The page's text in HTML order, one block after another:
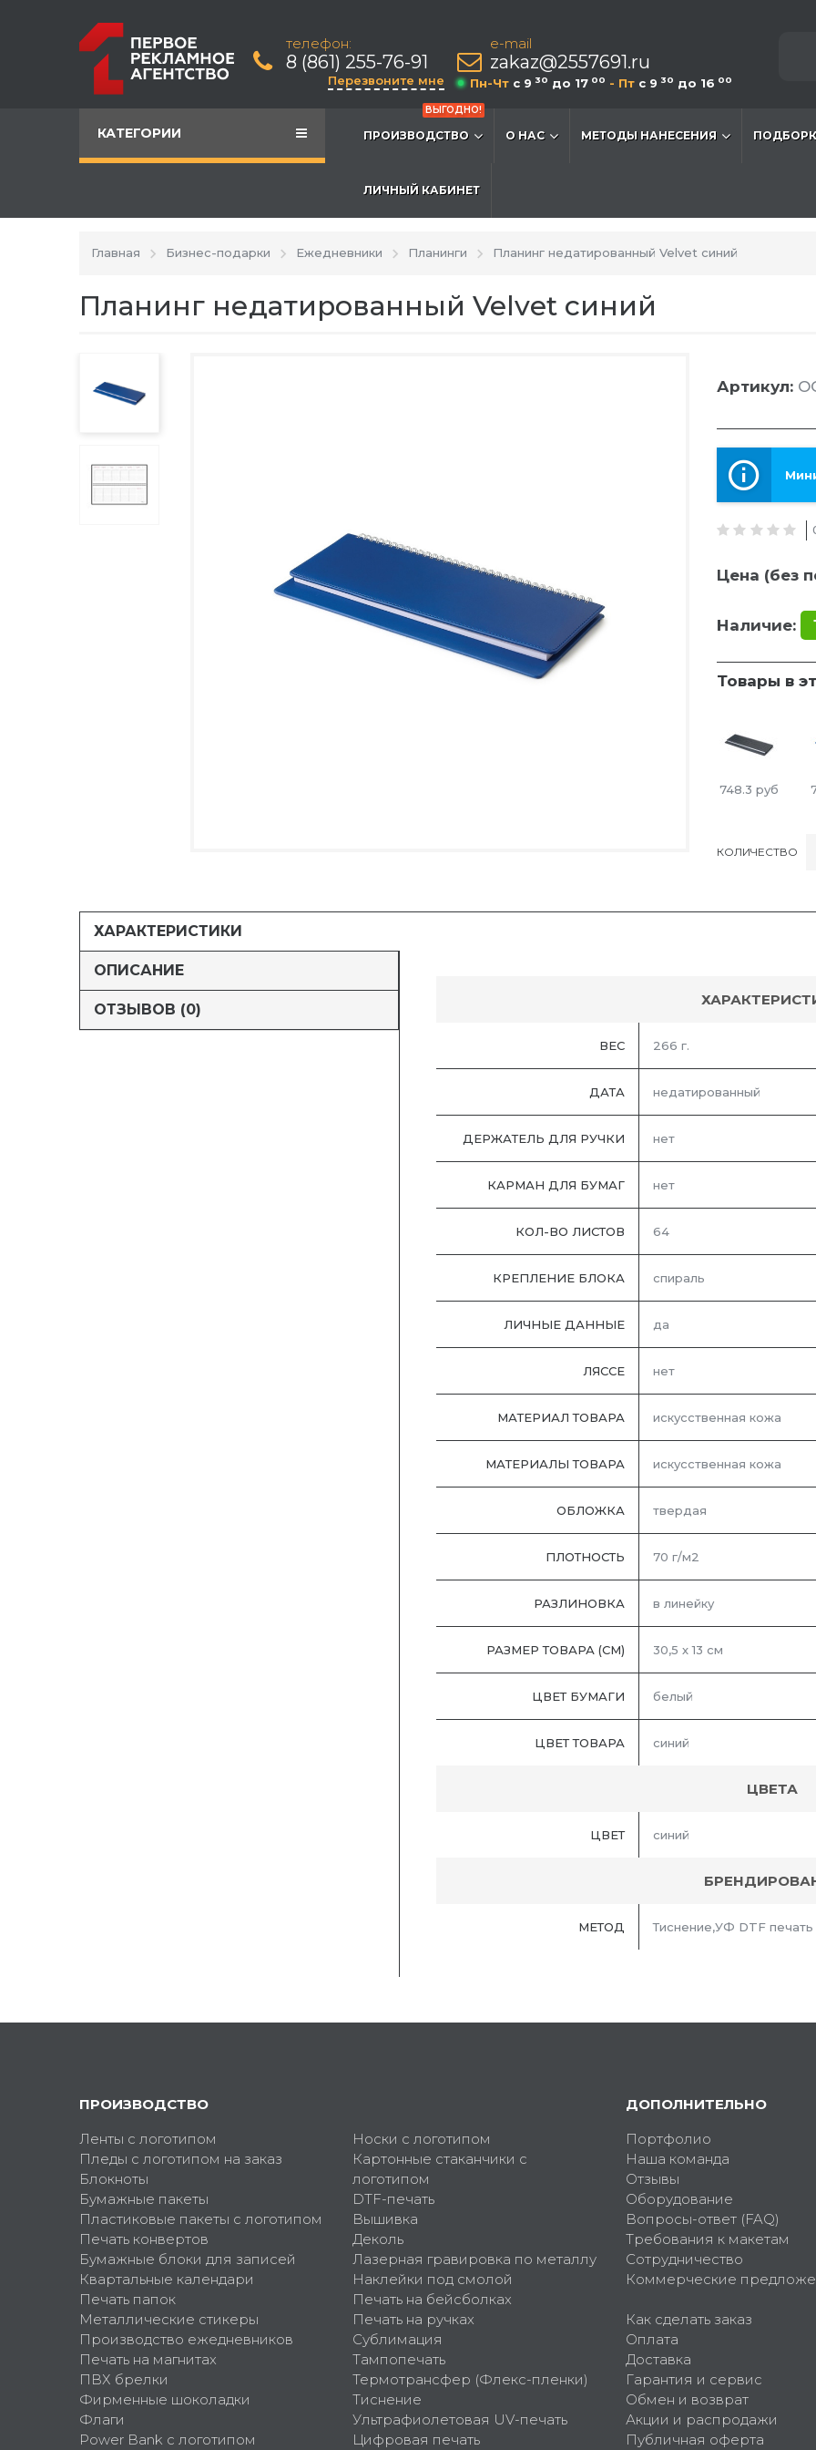
телефон:
8 (861) 255-76-91
Перезвоните мне
e-mail
zakaz@2557691.ru
Пн-Чт c 9 30 до 17 00 - Пт c 9 30 до 16 00
КАТЕГОРИИ
ВЫГОДНО!
ПРОИЗВОДСТВО О НАС МЕТОДЫ НАНЕСЕНИЯ
ЛИЧНЫЙ КАБИНЕТ
Главная Бизнес-подарки Ежедневники Планинги Планинг недатированный Velvet синий
Планинг недатированный Velvet синий
Артикул:
Цена (без
Наличие:
Товары в
748.3 руб
КОЛИЧЕСТВО
ХАРАКТЕРИСТИКИ
ОПИСАНИЕ
ОТЗЫВОВ (0)
ВЕС 266 г.
ДАТА недатированный
ДЕРЖАТЕЛЬ ДЛЯ РУЧКИ нет
КАРМАН ДЛЯ БУМАГ нет
КОЛ-ВО ЛИСТОВ 64
КРЕПЛЕНИЕ БЛОКА спираль
ЛИЧНЫЕ ДАННЫЕ да
ЛЯССЕ нет
МАТЕРИАЛ ТОВАРА искусственная кожа
МАТЕРИАЛЫ ТОВАРА искусственная кожа
ОБЛОЖКА твердая
ПЛОТНОСТЬ 70 г/м2
РАЗЛИНОВКА в линейку
РАЗМЕР ТОВАРА (СМ) 30,5 х 13 см
ЦВЕТ БУМАГИ белый
ЦВЕТ ТОВАРА синий
ЦВЕТА
ЦВЕТ синий
МЕТОД Тиснение,УФ DTF печать
ПРОИЗВОДСТВО
Ленты с логотипом
Пледы с логотипом на заказ
Блокноты
Бумажные пакеты
Пластиковые пакеты с логотипом
Печать конвертов
Бумажные блоки для записей
Квартальные календари
Печать папок
Металлические стикеры
Производство ежедневников
Печать на магнитах
ПВХ брелки
Фирменные шоколадки
Флаги
Power Bank с логотипом
Носки с логотипом
Картонные стаканчики с
логотипом
DTF-печать
Вышивка
Деколь
Лазерная гравировка по металлу
Наклейки под смолой
Печать на бейсболках
Печать на ручках
Сублимация
Тампопечать
Термотрансфер (Флекс-пленки)
Тиснение
Ультрафиолетовая UV-печать
Цифровая печать
ДОПОЛНИТЕЛЬНО
Портфолио
Наша команда
Отзывы
Оборудование
Вопросы-ответ (FAQ)
Требования к макетам
Сотрудничество
Коммерческие
Как сделать заказ
Оплата
Доставка
Гарантия и сервис
Обмен и возврат
Акции и распродажи
Публичная оферта